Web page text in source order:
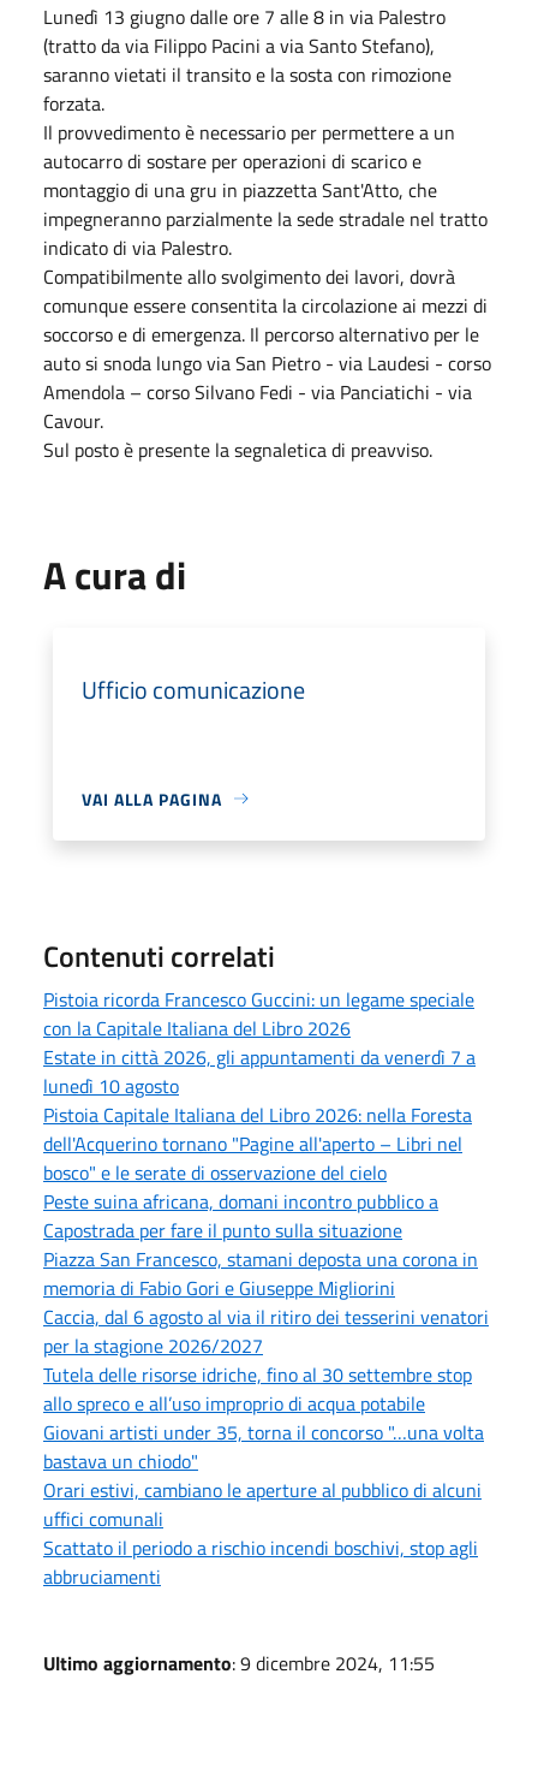
Lunedì 13 giugno dalle ore 7 alle 8 in via Palestro
(tratto da via Filippo Pacini a via Santo Stefano),
saranno vietati il transito e la sosta con rimozione
forzata.
Il provvedimento è necessario per permettere a un
autocarro di sostare per operazioni di scarico e
montaggio di una gru in piazzetta Sant'Atto, che
impegneranno parzialmente la sede stradale nel tratto
indicato di via Palestro.
Compatibilmente allo svolgimento dei lavori, dovrà
comunque essere consentita la circolazione ai mezzi di
soccorso e di emergenza. Il percorso alternativo per le
auto si snoda lungo via San Pietro - via Laudesi - corso
Amendola – corso Silvano Fedi - via Panciatichi - via
Cavour.
Sul posto è presente la segnaletica di preavviso.
A cura di
Ufficio comunicazione
VAI ALLA PAGINA
Contenuti correlati
Pistoia ricorda Francesco Guccini: un legame speciale
con la Capitale Italiana del Libro 2026
Estate in città 2026, gli appuntamenti da venerdì 7 a
lunedì 10 agosto
Pistoia Capitale Italiana del Libro 2026: nella Foresta
dell'Acquerino tornano "Pagine all'aperto – Libri nel
bosco" e le serate di osservazione del cielo
Peste suina africana, domani incontro pubblico a
Capostrada per fare il punto sulla situazione
Piazza San Francesco, stamani deposta una corona in
memoria di Fabio Gori e Giuseppe Migliorini
Caccia, dal 6 agosto al via il ritiro dei tesserini venatori
per la stagione 2026/2027
Tutela delle risorse idriche, fino al 30 settembre stop
allo spreco e all’uso improprio di acqua potabile
Giovani artisti under 35, torna il concorso "…una volta
bastava un chiodo"
Orari estivi, cambiano le aperture al pubblico di alcuni
uffici comunali
Scattato il periodo a rischio incendi boschivi, stop agli
abbruciamenti
Ultimo aggiornamento: 9 dicembre 2024, 11:55